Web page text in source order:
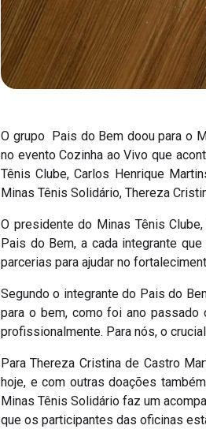
O grupo Pais do Bem doou para o
no evento Cozinha ao Vivo que
Tênis Clube, Carlos Henrique
Minas Tênis Solidário, Thereza
O presidente do Minas Tênis
Pais do Bem, a cada integrante
parcerias para ajudar no
Segundo o integrante do Pais do
para o bem, como foi ano passado
profissionalmente. Para nós, o
Para Thereza Cristina de Castro
hoje, e com outras doações
Minas Tênis Solidário faz um
que os participantes das oficinas